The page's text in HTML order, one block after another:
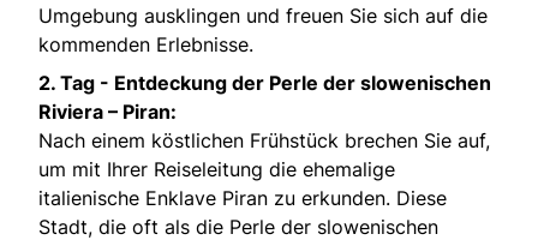
Umgebung ausklingen und freuen Sie sich auf die
kommenden Erlebnisse.
2. Tag - Entdeckung der Perle der slowenischen
Riviera – Piran:
Nach einem köstlichen Frühstück brechen Sie auf,
um mit Ihrer Reiseleitung die ehemalige
italienische Enklave Piran zu erkunden. Diese
Stadt, die oft als die Perle der slowenischen